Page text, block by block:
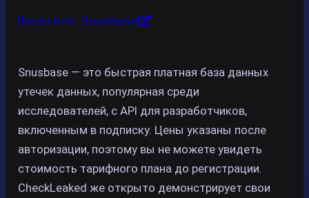
Посетите Snusbase
Snusbase — это быстрая платная база данных
утечек данных, популярная среди
исследователей, с API для разработчиков,
включенным в подписку. Цены указаны после
авторизации, поэтому вы не можете увидеть
стоимость тарифного плана до регистрации.
CheckLeaked же открыто демонстрирует свои